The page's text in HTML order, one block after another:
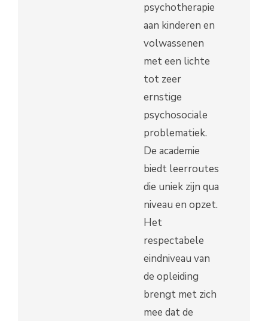
psychotherapie
aan kinderen en
volwassenen
met een lichte
tot zeer
ernstige
psychosociale
problematiek.
De academie
biedt leerroutes
die uniek zijn qua
niveau en opzet.
Het
respectabele
eindniveau van
de opleiding
brengt met zich
mee dat de